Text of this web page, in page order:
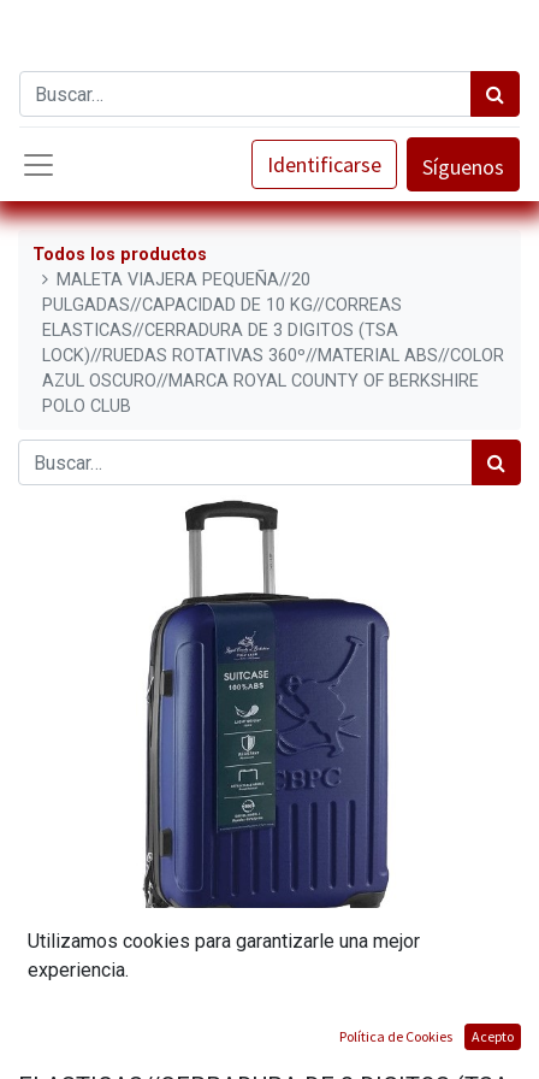
Identificarse Síguenos
Todos los productos
MALETA VIAJERA PEQUEÑA//20
PULGADAS//CAPACIDAD DE 10 KG//CORREAS
ELASTICAS//CERRADURA DE 3 DIGITOS (TSA
LOCK)//RUEDAS ROTATIVAS 360º//MATERIAL ABS//COLOR
AZUL OSCURO//MARCA ROYAL COUNTY OF BERKSHIRE
POLO CLUB
PULGADAS//CAPACIDAD DE 10 KG//CORREAS
Utilizamos cookies para garantizarle una mejor
experiencia.
Política de Cookies Acepto